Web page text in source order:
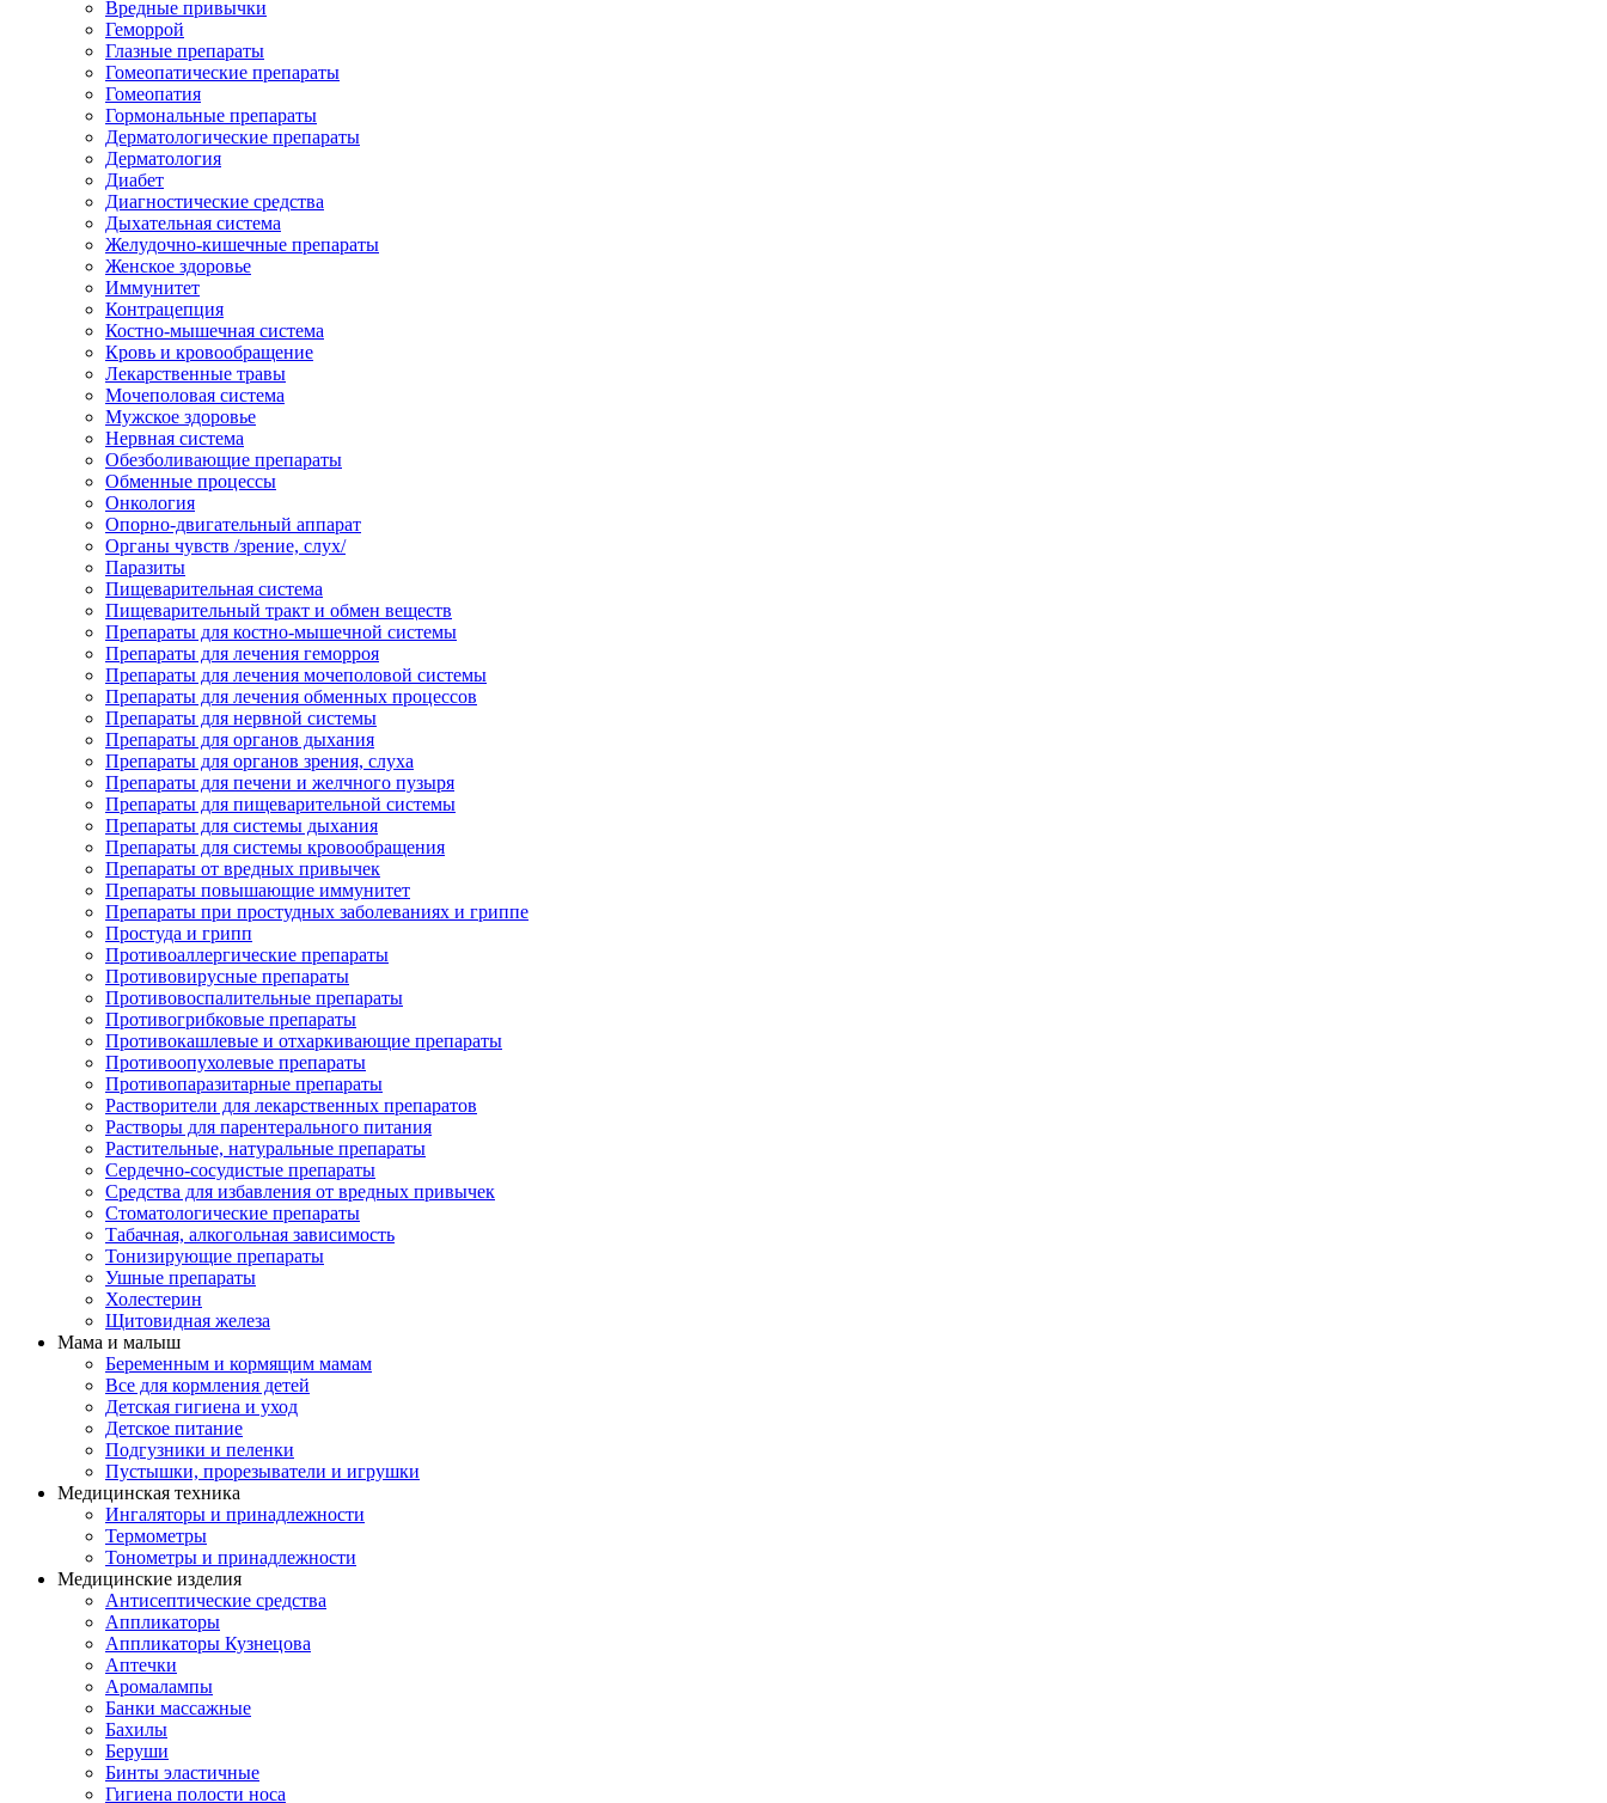
Вредные привычки
Геморрой
Глазные препараты
Гомеопатические препараты
Гомеопатия
Гормональные препараты
Дерматологические препараты
Дерматология
Диабет
Диагностические средства
Дыхательная система
Желудочно-кишечные препараты
Женское здоровье
Иммунитет
Контрацепция
Костно-мышечная система
Кровь и кровообращение
Лекарственные травы
Мочеполовая система
Мужское здоровье
Нервная система
Обезболивающие препараты
Обменные процессы
Онкология
Опорно-двигательный аппарат
Органы чувств /зрение, слух/
Паразиты
Пищеварительная система
Пищеварительный тракт и обмен веществ
Препараты для костно-мышечной системы
Препараты для лечения геморроя
Препараты для лечения мочеполовой системы
Препараты для лечения обменных процессов
Препараты для нервной системы
Препараты для органов дыхания
Препараты для органов зрения, слуха
Препараты для печени и желчного пузыря
Препараты для пищеварительной системы
Препараты для системы дыхания
Препараты для системы кровообращения
Препараты от вредных привычек
Препараты повышающие иммунитет
Препараты при простудных заболеваниях и гриппе
Простуда и грипп
Противоаллергические препараты
Противовирусные препараты
Противовоспалительные препараты
Противогрибковые препараты
Противокашлевые и отхаркивающие препараты
Противоопухолевые препараты
Противопаразитарные препараты
Растворители для лекарственных препаратов
Растворы для парентерального питания
Растительные, натуральные препараты
Сердечно-сосудистые препараты
Средства для избавления от вредных привычек
Стоматологические препараты
Табачная, алкогольная зависимость
Тонизирующие препараты
Ушные препараты
Холестерин
Щитовидная железа
Мама и малыш
Беременным и кормящим мамам
Все для кормления детей
Детская гигиена и уход
Детское питание
Подгузники и пеленки
Пустышки, прорезыватели и игрушки
Медицинская техника
Ингаляторы и принадлежности
Термометры
Тонометры и принадлежности
Медицинские изделия
Антисептические средства
Аппликаторы
Аппликаторы Кузнецова
Аптечки
Аромалампы
Банки массажные
Бахилы
Беруши
Бинты эластичные
Гигиена полости носа